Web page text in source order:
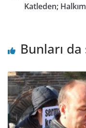
Katleden;
Bunları